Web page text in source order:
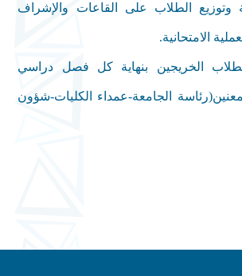
وتوزيع الطلاب على القاعات والإشراف
الامتحانية.
الطلاب الخريجين بنهاية كل فصل دراسي
الجامعة-عمداء الكليات-شؤون